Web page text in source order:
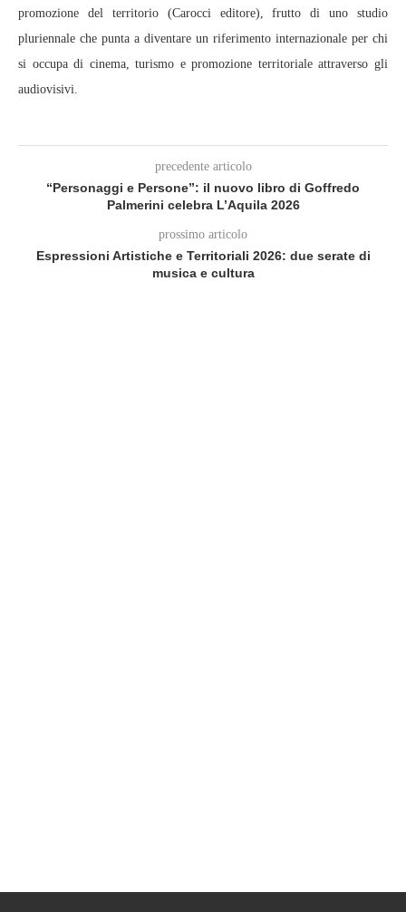
promozione del territorio (Carocci editore), frutto di uno studio
pluriennale che punta a diventare un riferimento internazionale per chi
si occupa di cinema, turismo e promozione territoriale attraverso gli
audiovisivi.
precedente articolo
“Personaggi e Persone”: il nuovo libro di Goffredo
Palmerini celebra L’Aquila 2026
prossimo articolo
Espressioni Artistiche e Territoriali 2026: due serate di
musica e cultura